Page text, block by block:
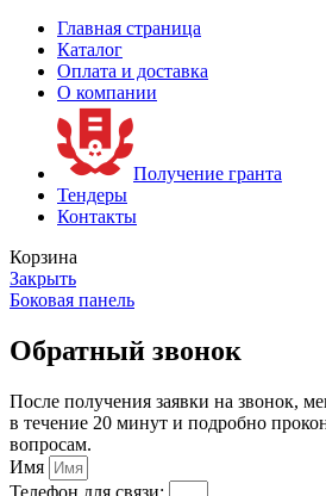
Главная страница
Каталог
Оплата и доставка
О компании
Получение гранта
Тендеры
Контакты
Корзина
Закрыть
Боковая панель
Обратный звонок
После получения заявки на звонок,
в течение 20 минут и подробно
вопросам.
Имя
Телефон для связи: